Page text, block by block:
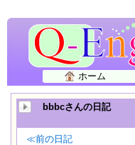
ホーム
bbbcさんの日記
≪前の日記